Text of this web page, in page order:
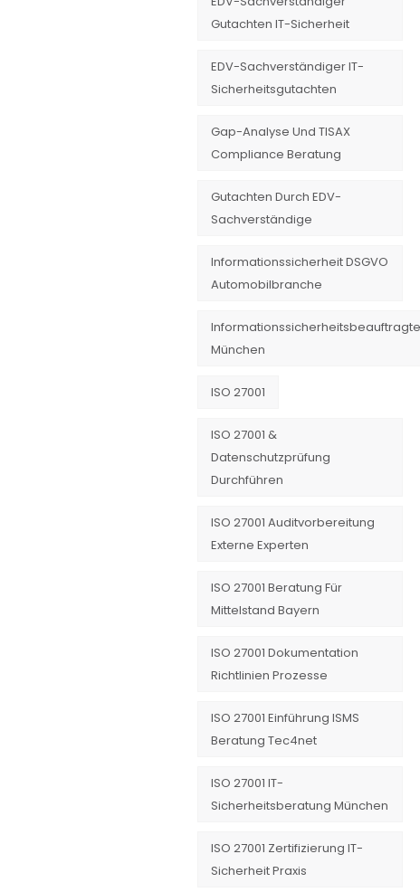
Gutachten IT-Sicherheit
EDV-Sachverständiger IT-
Sicherheitsgutachten
Gap-Analyse Und TISAX
Compliance Beratung
Gutachten Durch EDV-
Sachverständige
Informationssicherheit DSGVO
Automobilbranche
München
ISO 27001
ISO 27001 &
Datenschutzprüfung
Durchführen
ISO 27001 Auditvorbereitung
Externe Experten
ISO 27001 Beratung Für
Mittelstand Bayern
ISO 27001 Dokumentation
Richtlinien Prozesse
ISO 27001 Einführung ISMS
Beratung Tec4net
ISO 27001 IT-
Sicherheitsberatung München
ISO 27001 Zertifizierung IT-
Sicherheit Praxis